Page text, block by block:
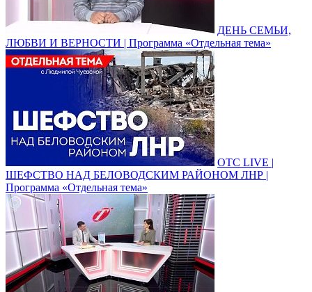
ДЕНЬ СЕМЬИ,
ЛЮБВИ И ВЕРНОСТИ | Программа «Отдельная тема»
ОТС LIVE |
ШЕФСТВО НАД БЕЛОВОДСКИМ РАЙОНОМ ЛНР |
Программа «Отдельная тема»